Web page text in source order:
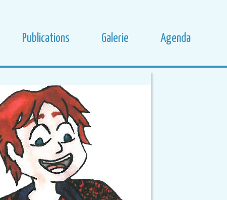
Publications Galerie Agenda